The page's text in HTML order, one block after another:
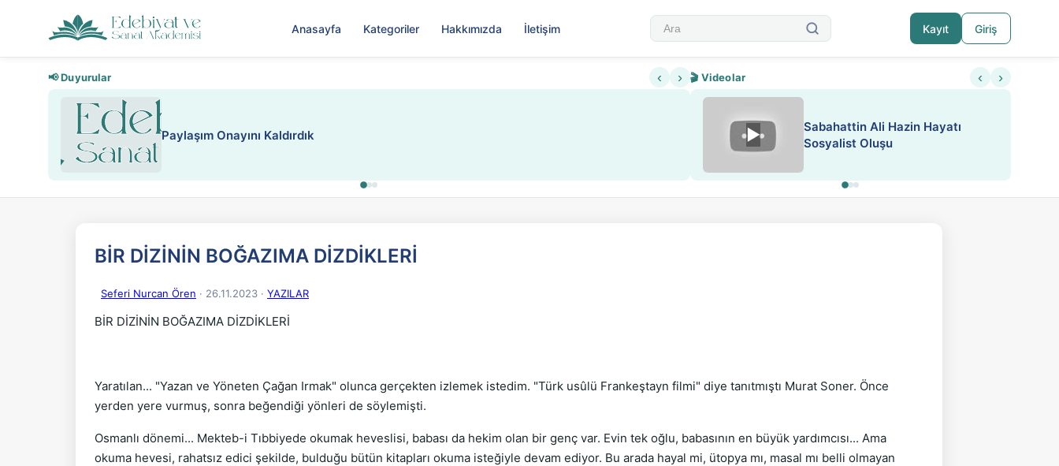
Anasayfa Kategoriler Hakkımızda İletişim Kayıt Giriş
📢 Duyurular ‹ ›
Nadir içeriklere kısıtlama ve kredi sistemi getirildi ESA 'da Sen de Paylaş
🎬 Videolar ‹ ›
ATEŞ YAKMAK KONU ÖZET J.
LONDON
BİR DİZİNİN BOĞAZIMA DİZDİKLERİ
Seferi Nurcan Ören · 26.11.2023 · YAZILAR
BİR DİZİNİN BOĞAZIMA DİZDİKLERİ
Yaratılan... "Yazan ve Yöneten Çağan Irmak" olunca gerçekten izlemek istedim. "Türk usûlü Frankeştayn filmi" diye tanıtmıştı Murat Soner. Önce
yerden yere vurmuş, sonra beğendiği yönleri de söylemişti.
Osmanlı dönemi... Mekteb-i Tıbbiyede okumak heveslisi, babası da hekim olan bir genç var. Evin tek oğlu, babasının en büyük yardımcısı... Ama
okuma hevesi, rahatsız edici şekilde, bulduğu bütün kitapları okuma isteğiyle devam ediyor. Bu arada hayal mi, ütopya mı, masal mı belli olmayan